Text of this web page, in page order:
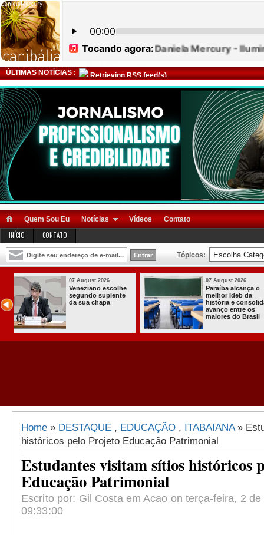
ÚLTIMAS NOTÍCIAS : Retrieving RSS feed(s)
Quem Sou Eu Notícias Vídeos Contato
INÍCIO CONTATO
Tópicos:
07 August 2026
Homem é preso
com armas,
munições e
radiocomunicadore
03 August
Itabaiana
a primeira
Comunitária
Solidária a
Home » DESTAQUE , EDUCAÇÃO , ITABAIANA»
históricos pelo Projeto Educação Patrimonial
Estudantes visitam sítios históricos
Educação Patrimonial
Escrito por: Gil Costa em Acao on terça-feira, 2
09:33:00